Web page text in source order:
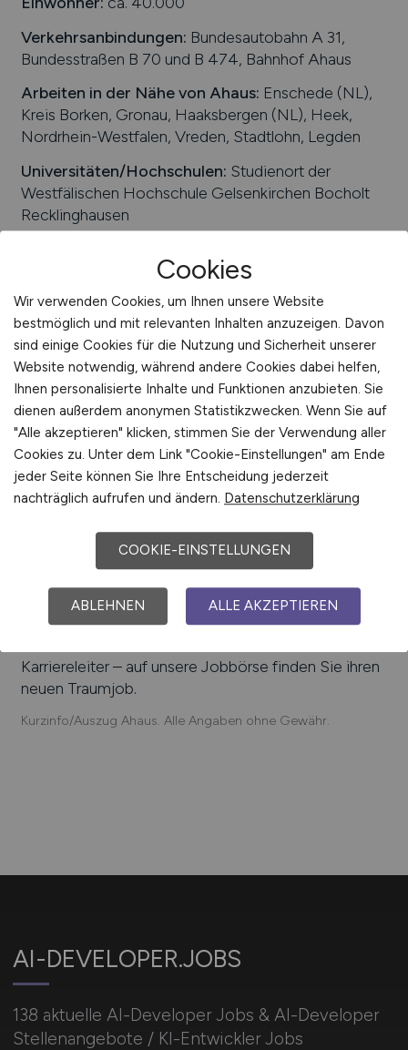
International
Verkehrsanbindungen: Bundesautobahn A 31,
Bundesstraßen B 70 und B 474, Bahnhof Ahaus
Arbeiten in der Nähe von Ahaus: Enschede (NL),
Kreis Borken, Gronau, Haaksbergen (NL), Heek,
Nordrhein-Westfalen, Vreden, Stadtlohn, Legden
Universitäten/Hochschulen: Studienort der
Westfälischen Hochschule Gelsenkirchen Bocholt
Recklinghausen
Gesundheitswirtschaft, Energie,
Verkehr, Informationstechnologie, Gastgewerbe,
Produktion, Tourismus, Handel, Dienstleistungen
Beliebte Arbeitgeber inAhaus, die attraktive
Jobangebote bieten:Finnah Packtec GmbH, Dutec
Kunststofftechnik GmbH, ADS Kunststofftechnik,
Lensing Druck GmbH & Co. KG, Herholz Vertrieb
GmbH & Co. KG, St. Marien-Krankenhaus Ahaus,
Tobit Software AG, Inseco Metalltechnik, Ahauser
Säurebau und Systembeschichtungen GmbH,
Stadtwerke Ahaus
Einfach online aktuelle Stellenangebote in
Umgebung suchen. Informieren Sie sich auf unserem
Karriereperspektiven in
Ahaus
Karriereleiter – auf unsere Jobbörse finden Sie ihren
neuen Traumjob.
Kurzinfo/Auszug Ahaus. Alle Angaben ohne Gewähr.
AI-DEVELOPER.JOBS
138 aktuelle AI-Developer Jobs & AI-Developer
Stellenangebote / KI-Entwickler Jobs
Cookies
Wir verwenden Cookies, um Ihnen unsere Website
bestmöglich und mit relevanten Inhalten anzuzeigen. Davon
sind einige Cookies für die Nutzung und Sicherheit unserer
Website notwendig, während andere Cookies dabei helfen,
Ihnen personalisierte Inhalte und Funktionen anzubieten. Sie
dienen außerdem anonymen Statistikzwecken. Wenn Sie auf
"Alle akzeptieren" klicken, stimmen Sie der Verwendung aller
Cookies zu. Unter dem Link "Cookie-Einstellungen" am Ende
jeder Seite können Sie Ihre Entscheidung jederzeit
nachträglich aufrufen und ändern. Datenschutzerklärung
COOKIE-EINSTELLUNGEN
ABLEHNEN ALLE AKZEPTIEREN